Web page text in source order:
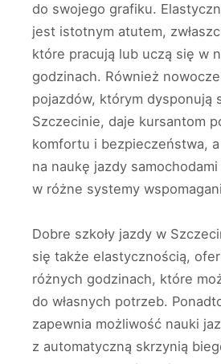
do swojego grafiku.
jest istotnym atutem,
które pracują lub uczą się w
godzinach. Również
pojazdów, którym dysponują
Szczecinie, daje kursantom
komfortu i bezpieczeństwa,
na naukę jazdy
w różne systemy
Dobre szkoły jazdy w
się także elastycznością,
różnych godzinach, które
do własnych potrzeb.
zapewnia możliwość nauki
z automatyczną skrzynią